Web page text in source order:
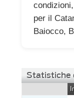
per il
Baiocco,
Statistiche